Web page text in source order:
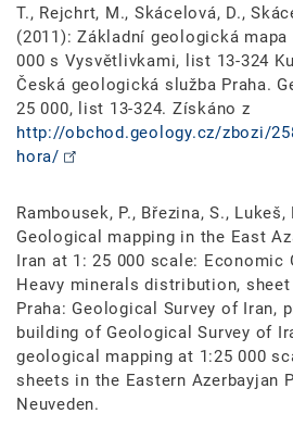
T., Rejchrt, M., Skácelová, D.,
(2011): Základní geologická
000 s Vysvětlivkami, list 13-324
Česká geologická služba Praha.
25 000, list 13-324. Získáno z
http://obchod.geology.cz/zbozi/
hora/
Rambousek, P., Březina, S., Lukeš,
Geological mapping in the East
Iran at 1: 25 000 scale: Economic
Heavy minerals distribution, sheet
Praha: Geological Survey of Iran,
building of Geological Survey of
geological mapping at 1:25 000
sheets in the Eastern Azerbayjan
Neuveden.